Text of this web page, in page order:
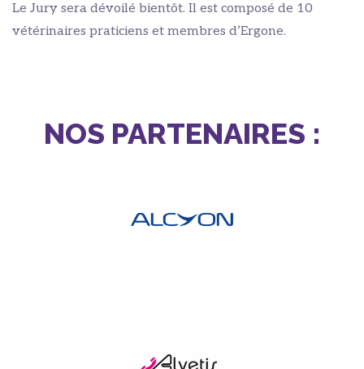
Le Jury sera dévoilé bientôt. Il est composé de 10
vétérinaires praticiens et membres d’Ergone.
NOS PARTENAIRES :